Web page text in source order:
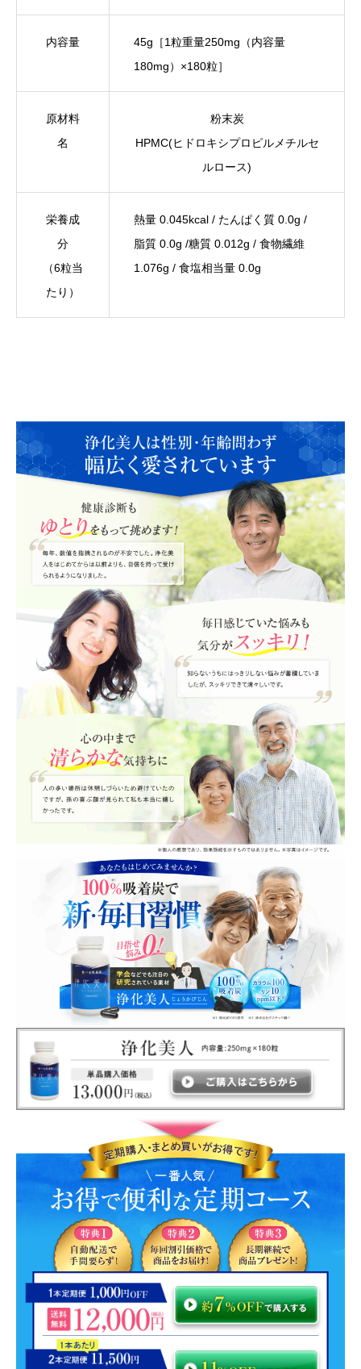
内容量 45g ［1粒重量250mg（内容量
180mg）×180粒］
原材料
名
粉末炭
HPMC(ヒドロキシプロピルメチルセ
ルロース)
栄養成
分
（6粒当
たり）
熱量 0.045kcal / たんぱく質 0.0g /
脂質 0.0g /糖質 0.012g / 食物繊維
1.076g / 食塩相当量 0.0g